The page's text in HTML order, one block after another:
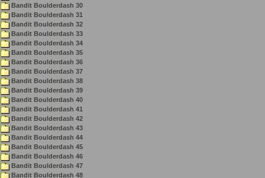
Bandit Boulderdash 30
Bandit Boulderdash 31
Bandit Boulderdash 32
Bandit Boulderdash 33
Bandit Boulderdash 34
Bandit Boulderdash 35
Bandit Boulderdash 36
Bandit Boulderdash 37
Bandit Boulderdash 38
Bandit Boulderdash 39
Bandit Boulderdash 40
Bandit Boulderdash 41
Bandit Boulderdash 42
Bandit Boulderdash 43
Bandit Boulderdash 44
Bandit Boulderdash 45
Bandit Boulderdash 46
Bandit Boulderdash 47
Bandit Boulderdash 48